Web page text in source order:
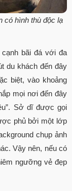
có hình thù độc lạ
cạnh bãi đá với đa
du khách đến đây
biệt, vào khoảng
mọi nơi đến đây
Sở dĩ được gọi
phủ bởi một lớp
chụp ảnh
Vậy nên, nếu có
ngưỡng vẻ đẹp